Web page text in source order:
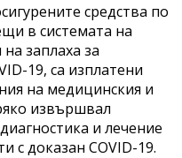
средства по
в системата на
заплаха за
19, са изплатени
на медицинския и
извършвал
и лечение
с доказан COVID-19.